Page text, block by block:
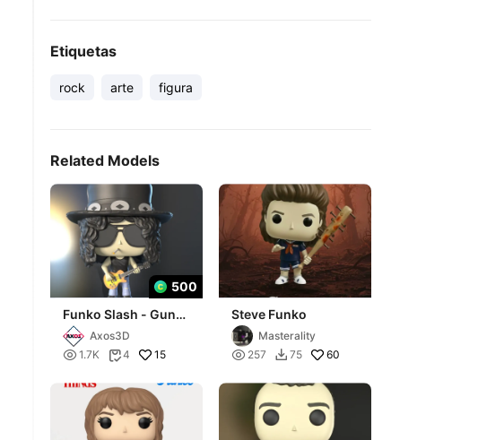
Etiquetas
rock arte figura
Related Models
500
Funko Slash - Guns
and Roses
Axos3D
 1.7K 4 15
Steve Funko
Masterality
 257  75 60